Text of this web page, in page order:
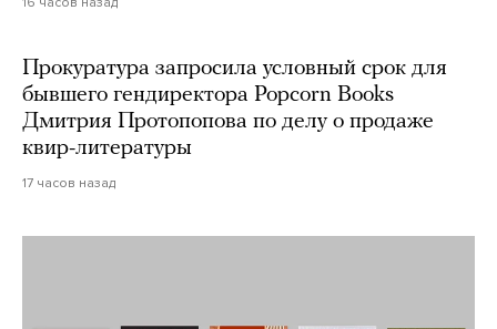
Прокуратура запросила условный срок для
бывшего гендиректора Popcorn Books
Дмитрия Протопопова по делу о продаже
квир-литературы
17 часов назад